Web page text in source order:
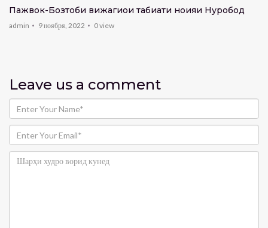
Пажвок-Бозтоби вижагиҳои табиати ноҳияи Нуробод
admin 9 ноября, 2022 0view
Leave us a comment